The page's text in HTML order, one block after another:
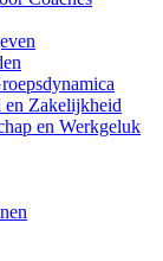
en Zakelijkheid
en Werkgeluk